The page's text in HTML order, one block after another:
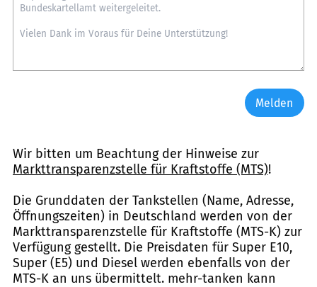
Melden
Wir bitten um Beachtung der Hinweise zur
Markttransparenzstelle für Kraftstoffe (MTS)!
Die Grunddaten der Tankstellen (Name, Adresse,
Öffnungszeiten) in Deutschland werden von der
Markttransparenzstelle für Kraftstoffe (MTS-K) zur
Verfügung gestellt. Die Preisdaten für Super E10,
Super (E5) und Diesel werden ebenfalls von der
MTS-K an uns übermittelt. mehr-tanken kann